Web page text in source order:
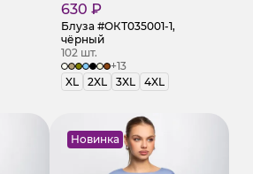
630 ₽
Блуза #ОКТ035001-1,
чёрный
102 шт.
+13
XL
2XL 3XL 4XL
Новинка